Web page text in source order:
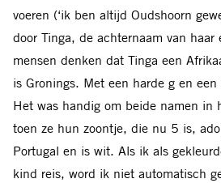
voeren (‘ik ben altijd Oudshoorn
door Tinga, de achternaam van haar
mensen denken dat Tinga een
is Gronings. Met een harde g en een
Het was handig om beide namen in
toen ze hun zoontje, die nu 5 is,
Portugal en is wit. Als ik als
kind reis, word ik niet automatisch